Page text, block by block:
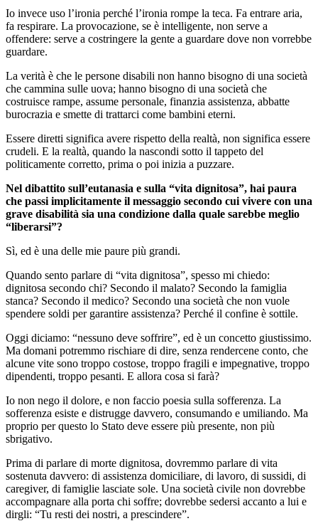
Io invece uso l’ironia perché l’ironia rompe la teca. Fa entrare aria,
fa respirare. La provocazione, se è intelligente, non serve a
offendere: serve a costringere la gente a guardare dove non vorrebbe
guardare.
La verità è che le persone disabili non hanno bisogno di una società
che cammina sulle uova; hanno bisogno di una società che
costruisce rampe, assume personale, finanzia assistenza, abbatte
burocrazia e smette di trattarci come bambini eterni.
Essere diretti significa avere rispetto della realtà, non significa essere
crudeli. E la realtà, quando la nascondi sotto il tappeto del
politicamente corretto, prima o poi inizia a puzzare.
Nel dibattito sull’eutanasia e sulla “vita dignitosa”, hai paura
che passi implicitamente il messaggio secondo cui vivere con una
grave disabilità sia una condizione dalla quale sarebbe meglio
“liberarsi”?
Sì, ed è una delle mie paure più grandi.
Quando sento parlare di “vita dignitosa”, spesso mi chiedo:
dignitosa secondo chi? Secondo il malato? Secondo la famiglia
stanca? Secondo il medico? Secondo una società che non vuole
spendere soldi per garantire assistenza? Perché il confine è sottile.
Oggi diciamo: “nessuno deve soffrire”, ed è un concetto giustissimo.
Ma domani potremmo rischiare di dire, senza rendercene conto, che
alcune vite sono troppo costose, troppo fragili e impegnative, troppo
dipendenti, troppo pesanti. E allora cosa si farà?
Io non nego il dolore, e non faccio poesia sulla sofferenza. La
sofferenza esiste e distrugge davvero, consumando e umiliando. Ma
proprio per questo lo Stato deve essere più presente, non più
sbrigativo.
Prima di parlare di morte dignitosa, dovremmo parlare di vita
sostenuta davvero: di assistenza domiciliare, di lavoro, di sussidi, di
caregiver, di famiglie lasciate sole. Una società civile non dovrebbe
accompagnare alla porta chi soffre; dovrebbe sedersi accanto a lui e
dirgli: “Tu resti dei nostri, a prescindere”.